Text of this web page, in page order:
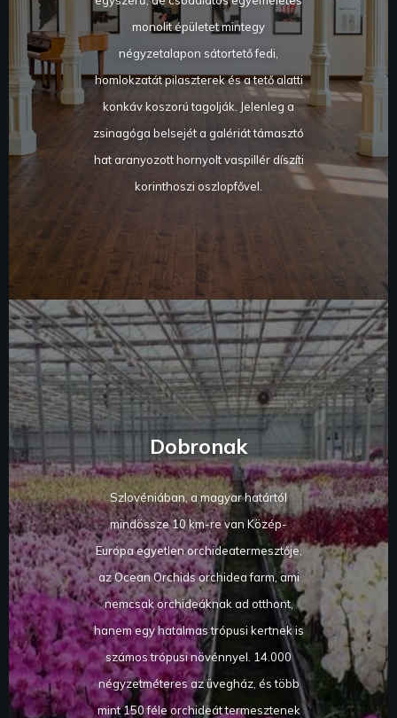
monolit épületet mintegy
négyzetalapon sátortető fedi,
homlokzatát pilaszterek és a tető alatti
konkáv koszorú tagolják. Jelenleg a
zsinagóga belsejét a galériát támasztó
hat aranyozott hornyolt vaspillér díszíti
korinthoszi oszlopfővel.
Dobronak
Szlovéniában, a magyar határtól
mindössze 10 km-re van Közép-
Európa egyetlen orchideatermesztője,
az Ocean Orchids orchidea farm, ami
nemcsak orchideáknak ad otthont,
hanem egy hatalmas trópusi kertnek is
számos trópusi növénnyel. 14.000
négyzetméteres az üvegház, és több
mint 150 féle orchideát termesztenek